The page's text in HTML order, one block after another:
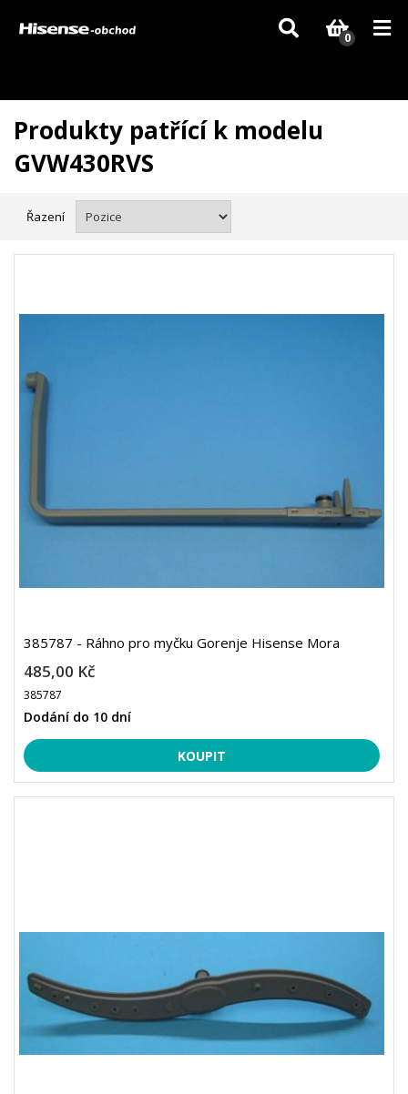
Vzhledem k aktuální situaci se může dodání dílů, které nejsou skladem,
zpozdit. Děkujeme za pochopení.
0
Produkty patřící k modelu
GVW430RVS
Řazení
385787 - Ráhno pro myčku Gorenje Hisense Mora
485,00 Kč
385787
Dodání do 10 dní